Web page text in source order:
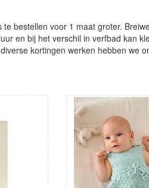
te bestellen voor 1 maat groter.
en bij het verschil in verfbad kan
kortingen werken hebben we